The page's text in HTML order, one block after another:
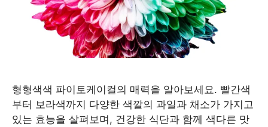
형형색색 파이토케이컬의 매력을 알아보세요. 빨간색
부터 보라색까지 다양한 색깔의 과일과 채소가 가지고
있는 효능을 살펴보며, 건강한 식단과 함께 색다른 맛